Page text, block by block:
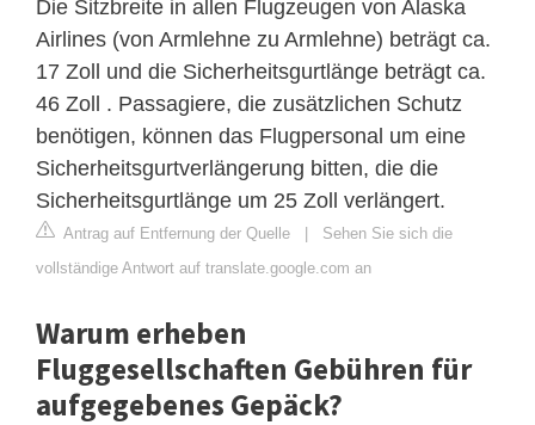
Die Sitzbreite in allen Flugzeugen von Alaska
Airlines (von Armlehne zu Armlehne) beträgt ca.
17 Zoll und die Sicherheitsgurtlänge beträgt ca.
46 Zoll . Passagiere, die zusätzlichen Schutz
benötigen, können das Flugpersonal um eine
Sicherheitsgurtverlängerung bitten, die die
Sicherheitsgurtlänge um 25 Zoll verlängert.
Antrag auf Entfernung der Quelle | Sehen Sie sich die
vollständige Antwort auf translate.google.com an
Warum erheben
Fluggesellschaften Gebühren für
aufgegebenes Gepäck?